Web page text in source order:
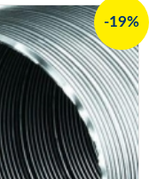
-19%